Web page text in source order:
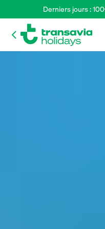
Derniers jours :